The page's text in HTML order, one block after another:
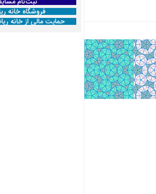
فروشگاه خانه
حمایت مالی از خانه